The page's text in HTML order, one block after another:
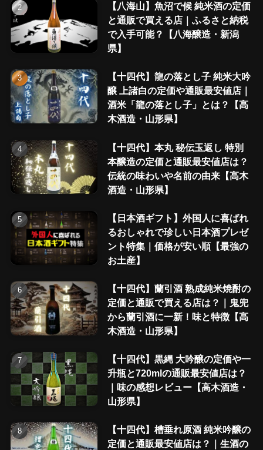
【八海山】魚沼で候 純米酒の定価
と通販で買える店｜ふるさと納税
で入手可能？【八海醸造・新潟
県】
【十四代】龍の落とし子 純米大吟
醸 上諸白の定価や通販最安値店｜
酒米「龍の落とし子」とは？【高
木酒造・山形県】
【十四代】本丸 秘伝玉返し 特別
本醸造の定価と通販最安値店は？
伝統の味わいや名前の由来【高木
酒造・山形県】
【日本酒ギフト】外国人に喜ばれ
るおしゃれで珍しい日本酒プレゼ
ント特集｜価格が安い順【最強の
お土産】
【十四代】蘭引酒 熟成純米焼酎の
定価と通販で買える店は？｜鬼兜
から蘭引酒に一新！味と特徴【高
木酒造・山形県】
【十四代】黒縄 大吟醸の定価や一
升瓶と720mlの通販最安値店は？
｜味の感想レビュー【高木酒造・
山形県】
【十四代】槽垂れ原酒 純米吟醸の
定価と通販最安値店は？｜生酒の